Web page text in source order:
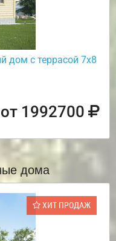
дом с террасой 7х8
от 1992700
дома
ХИТ ПРОДАЖ